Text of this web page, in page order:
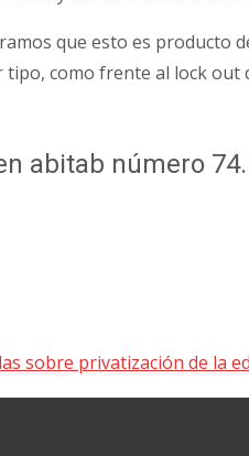
que esto es
como frente al lock
abitab número
sobre privatización de la